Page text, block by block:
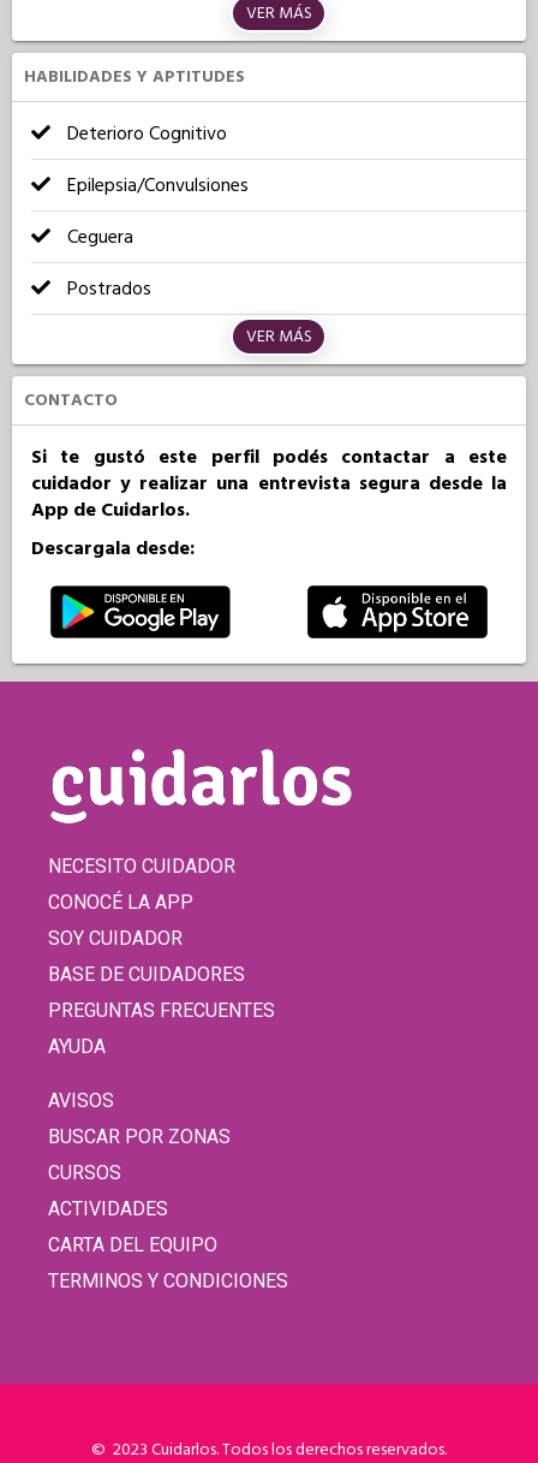
VER MÁS
HABILIDADES Y APTITUDES
Deterioro Cognitivo
Epilepsia/Convulsiones
Ceguera
Postrados
VER MÁS
CONTACTO
Si te gustó este perfil podés contactar a este
cuidador y realizar una entrevista segura desde la
App de Cuidarlos.
Descargala desde:
NECESITO CUIDADOR
CONOCÉ LA APP
SOY CUIDADOR
BASE DE CUIDADORES
PREGUNTAS FRECUENTES
AYUDA
AVISOS
BUSCAR POR ZONAS
CURSOS
ACTIVIDADES
CARTA DEL EQUIPO
TERMINOS Y CONDICIONES
© 2023 Cuidarlos. Todos los derechos reservados.